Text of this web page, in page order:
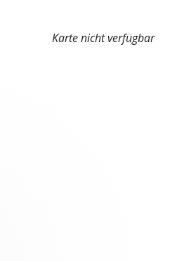
Karte nicht verfügbar